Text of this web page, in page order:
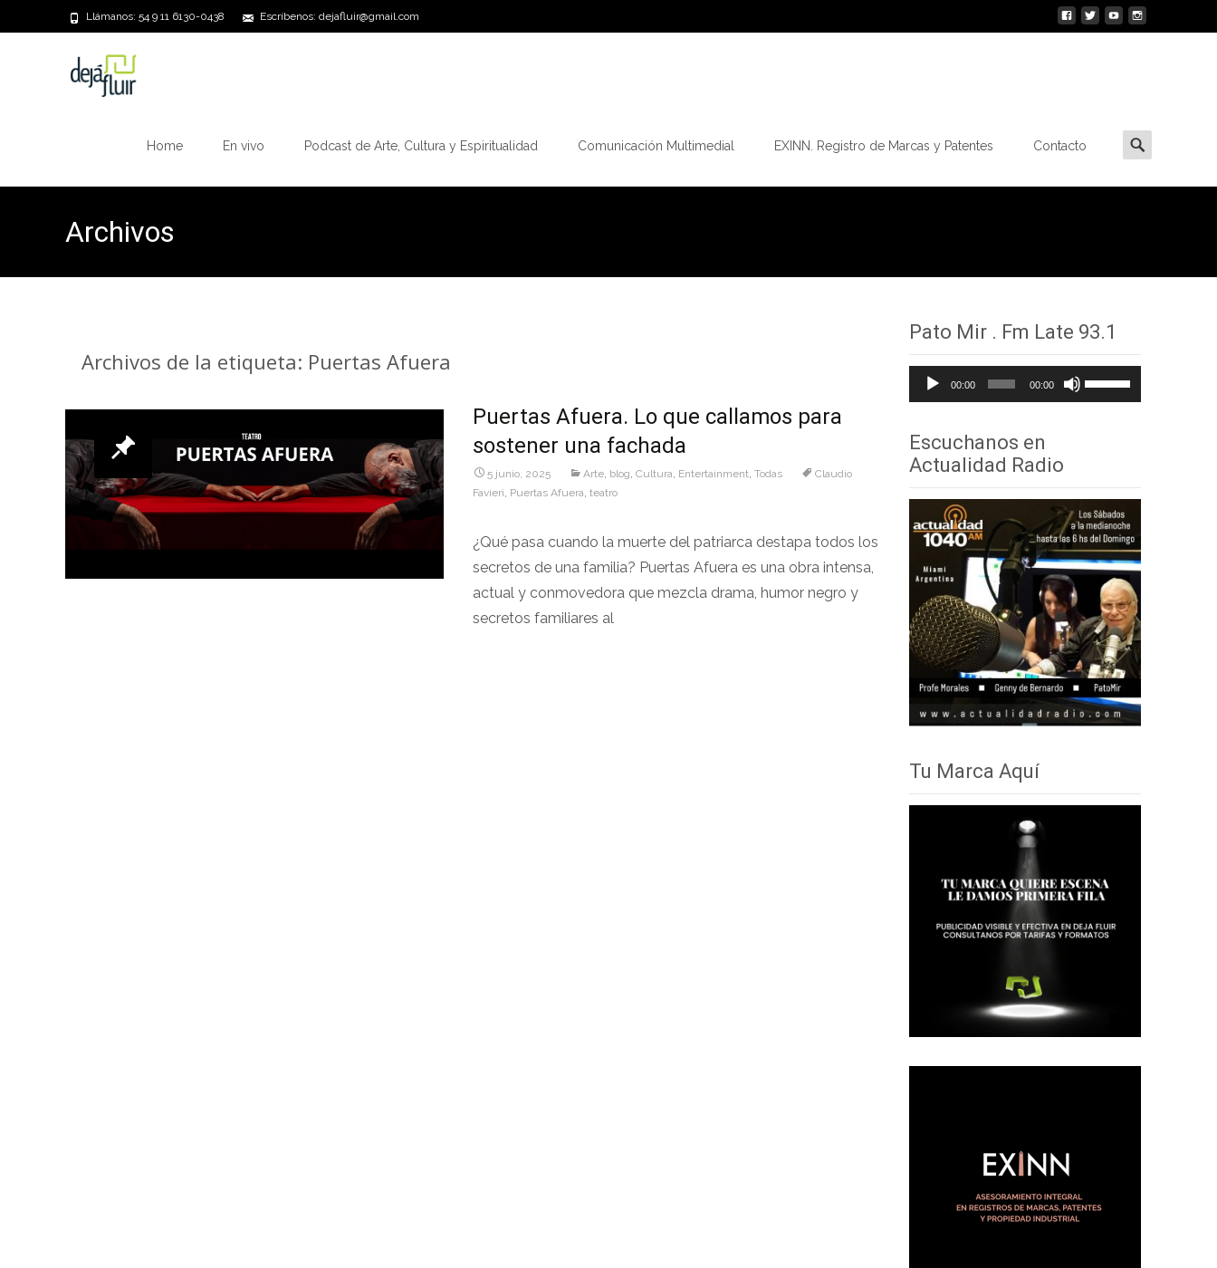
Llámanos: 54 9 11 6130-0438 Escríbenos: dejafluir@gmail.com
Home En vivo Podcast de Arte, Cultura y Espiritualidad Comunicación Multimedial EXINN. Registro de Marcas y Patentes Contacto
Buscar
por:
Archivos
Archivos de la etiqueta: Puertas Afuera
Puertas Afuera. Lo que callamos para
sostener una fachada
5 junio, 2025 Arte, blog, Cultura, Entertainment, Todas
Claudio
Favieri, Puertas Afuera, teatro
¿Qué pasa cuando la muerte del patriarca destapa todos los
secretos de una familia? Puertas Afuera es una obra intensa,
actual y conmovedora que mezcla drama, humor negro y
secretos familiares al
Pato Mir . Fm Late 93.1
Reproductor
de
00:00 00:00
Utiliza
las
arriba/abajo
para
aumentar
disminuir
el
volumen.
Escuchanos en
Actualidad Radio
Tu Marca Aquí